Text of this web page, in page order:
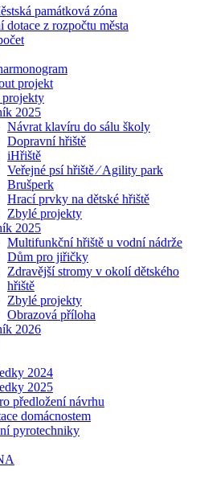
památková zóna
z rozpočtu města
projekt
projekty
2025
Návrat klavíru do sálu školy
Dopravní hřiště
iHřiště
Veřejné psí hřiště ⁄ Agility park
Brušperk
Hrací prvky na dětské hřiště
Zbylé projekty
2025
Multifunkční hřiště u vodní nádrže
Dům pro jiřičky
Zdravější stromy v okolí dětského
hřiště
Zbylé projekty
Obrazová příloha
2026
2024
2025
předložení návrhu
domácnostem
pyrotechniky